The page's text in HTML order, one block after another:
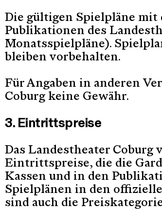
Die gültigen Spielpläne mit
Publikationen des
Monatsspielpläne).
bleiben vorbehalten.
Für Angaben in anderen
Coburg keine Gewähr.
3. Eintrittspreise
Das Landestheater
Eintrittspreise, die die
Kassen und in den
Spielplänen in den
sind auch die